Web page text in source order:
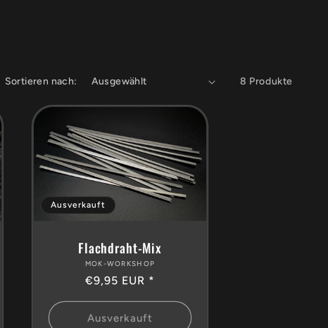
Sortieren nach: 8 Produkte
Ausverkauft
Flachdraht-Mix
Anbieter:
MOK-WORKSHOP
Normaler
Preis
€9,95 EUR *
Ausverkauft